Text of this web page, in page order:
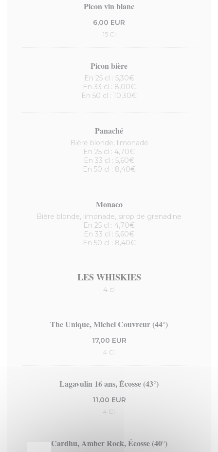
Picon vin blanc
6,00 EUR
15 Cl
Picon bière
En 25 cl : 5,30€
En 33 cl : 8,00€
En 50 cl : 10,30€
Panaché
Bière blonde, limonade
En 25 cl : 4,70€
En 33 cl : 5,60€
En 50 cl : 8,40€
Monaco
Bière blonde, limonade, sirop de grenadine
En 25 cl : 4,70€
En 33 cl : 5,60€
En 50 cl : 8,40€
LES WHISKIES
4 cl
The Unique, Michel Couvreur (44°)
17,00 EUR
4 Cl
Lagavulin 16 ans, Écosse (43°)
11,00 EUR
4 Cl
Cardhu, Amber Rock, Écosse (40°)